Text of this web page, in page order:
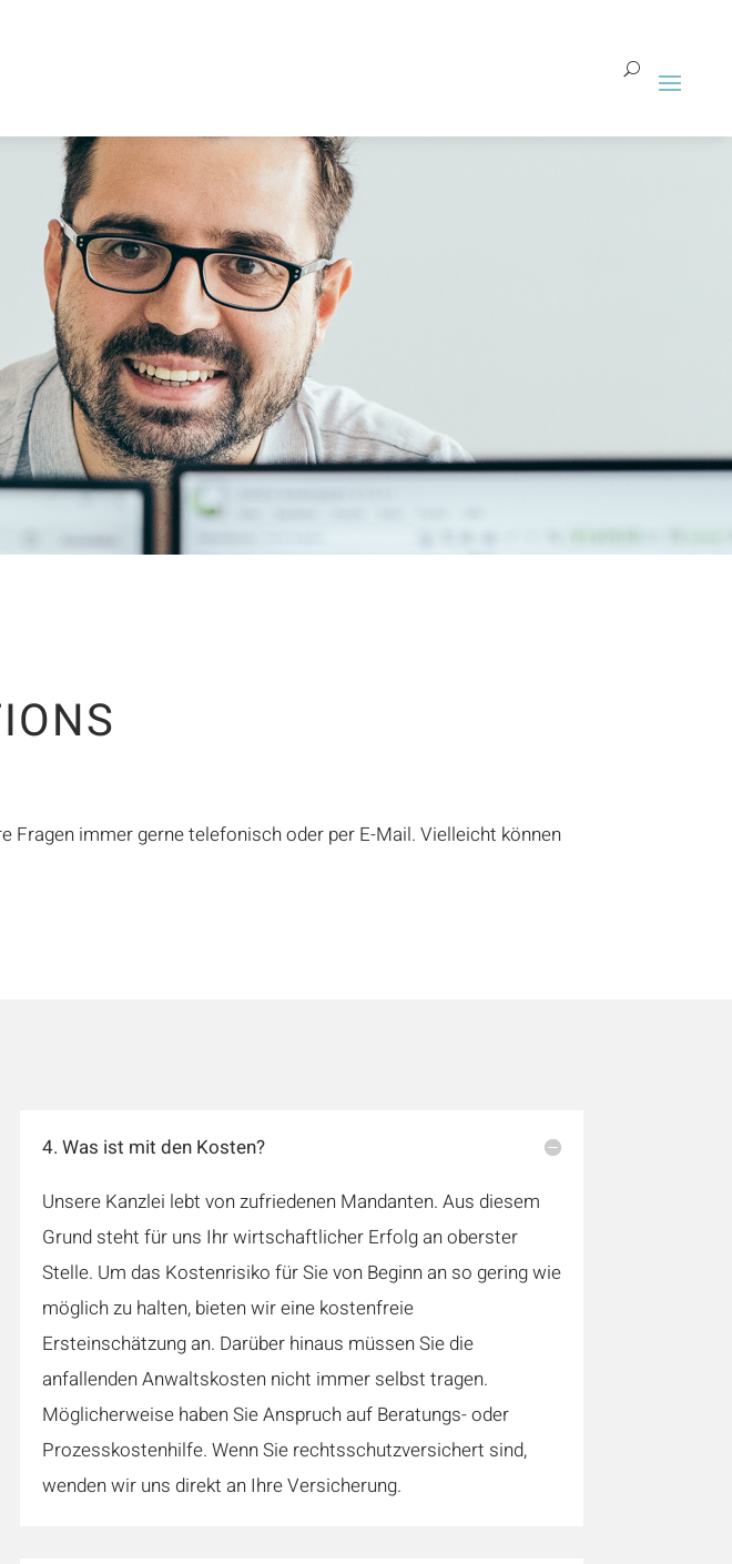
immer gerne telefonisch oder per E-Mail. Vielleicht können
4. Was ist mit den Kosten?
Unsere Kanzlei lebt von zufriedenen Mandanten. Aus diesem
Grund steht für uns Ihr wirtschaftlicher Erfolg an oberster
Stelle. Um das Kostenrisiko für Sie von Beginn an so gering wie
möglich zu halten, bieten wir eine kostenfreie
Ersteinschätzung an. Darüber hinaus müssen Sie die
anfallenden Anwaltskosten nicht immer selbst tragen.
Möglicherweise haben Sie Anspruch auf Beratungs- oder
Prozesskostenhilfe. Wenn Sie rechtsschutzversichert sind,
wenden wir uns direkt an Ihre Versicherung.